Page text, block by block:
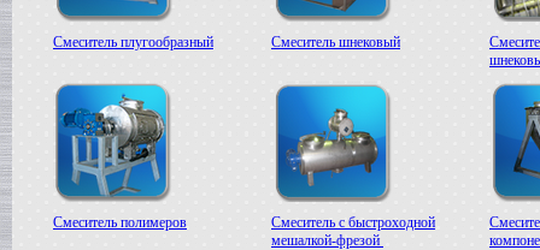
Смеситель плугообразный Смеситель шнековый
Смеситель полимеров
Смеситель с быстроходной
мешалкой-фрезой